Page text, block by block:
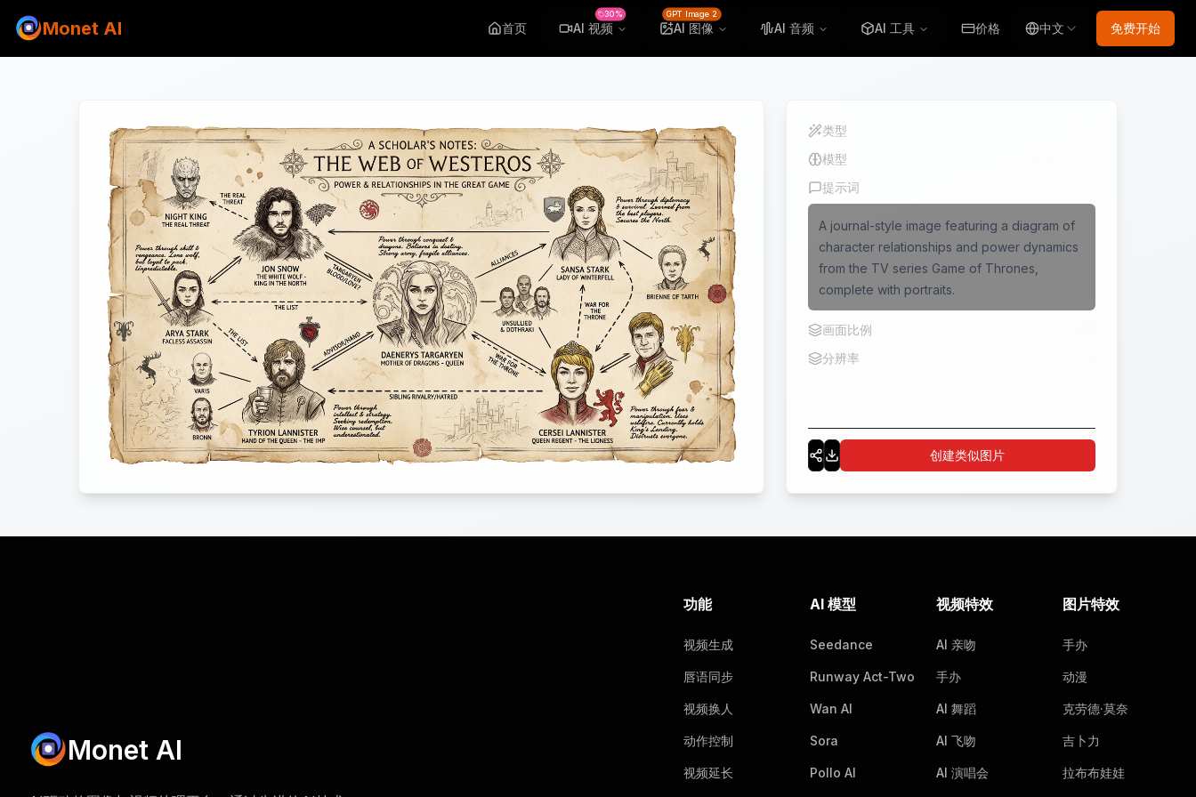
Monet AI 首页 AI 视频
30%
AI 图像
GPT Image 2
AI 音频 AI 工具 价格 中文 免费开始
类型
模型
提示词
A journal-style image featuring a diagram of
character relationships and power dynamics
from the TV series Game of Thrones,
complete with portraits.
画面比例
分辨率
创建类似图片
Monet AI
功能
视频生成
唇语同步
视频换人
动作控制
视频延长
AI 模型
Seedance
Runway Act-Two
Wan AI
Sora
Pollo AI
视频特效
AI 亲吻
手办
AI 舞蹈
AI 飞吻
AI 演唱会
图片特效
手办
动漫
克劳德·莫奈
吉卜力
拉布布娃娃